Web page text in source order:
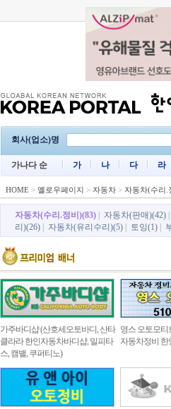
회사(업소)명
가나다 순 가 나 다 라
HOME > 옐로우페이지 > 자동차 > 자동차(수리.
자동차(수리.정비)(83) 자동차(판매)(42)
리)(26)
자동차(유리수리)(5) 토잉(1)
가주바디샵 (산호세오토바디, 산타
클라라 한인자동차바디샵, 밀피타
스, 캠밸, 쿠퍼티노)
영스 오토모티
자동차정비 한